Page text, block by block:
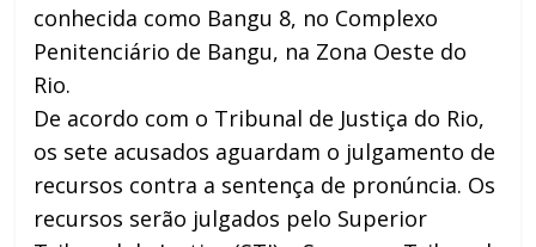
conhecida como Bangu 8, no Complexo
Penitenciário de Bangu, na Zona Oeste do
Rio.
De acordo com o Tribunal de Justiça do Rio,
os sete acusados aguardam o julgamento de
recursos contra a sentença de pronúncia. Os
recursos serão julgados pelo Superior